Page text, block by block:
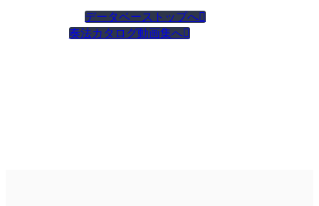
データベーストップへ
奏法カタログ動画集へ